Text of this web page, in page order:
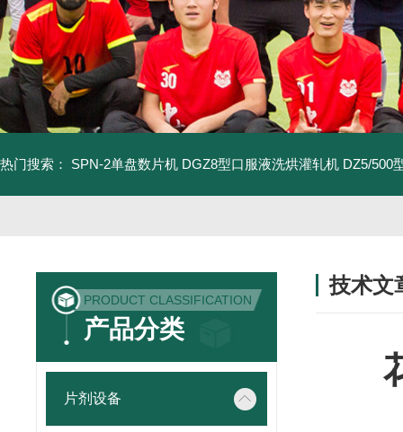
热门搜索： SPN-2单盘数片机 DGZ8型口服液洗烘灌轧机 DZ5/500
PRODUCT CLASSIFICATION
产品分类
片剂设备
技术文